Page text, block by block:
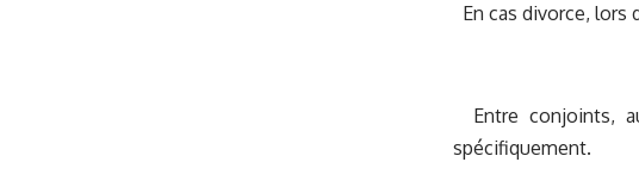
En cas divorce, lors
Entre conjoints,
spécifiquement.